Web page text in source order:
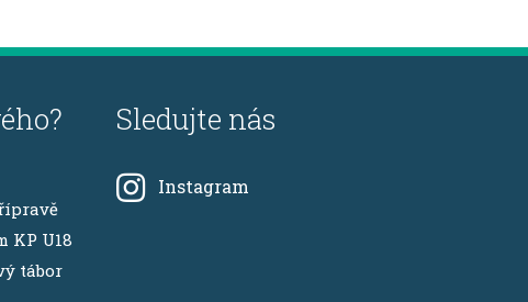
KP U18
tábor
Sledujte nás
Instagram